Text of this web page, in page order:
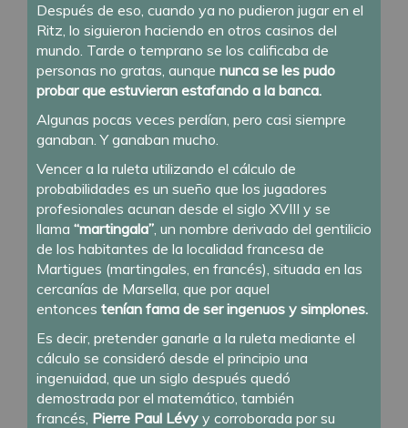
Después de eso, cuando ya no pudieron jugar en el
Ritz, lo siguieron haciendo en otros casinos del
mundo. Tarde o temprano se los calificaba de
personas no gratas, aunque nunca se les pudo
probar que estuvieran estafando a la banca.
Algunas pocas veces perdían, pero casi siempre
ganaban. Y ganaban mucho.
Vencer a la ruleta utilizando el cálculo de
probabilidades es un sueño que los jugadores
profesionales acunan desde el siglo XVIII y se
llama “martingala”, un nombre derivado del gentilicio
de los habitantes de la localidad francesa de
Martigues (martingales, en francés), situada en las
cercanías de Marsella, que por aquel
entonces tenían fama de ser ingenuos y simplones.
Es decir, pretender ganarle a la ruleta mediante el
cálculo se consideró desde el principio una
ingenuidad, que un siglo después quedó
demostrada por el matemático, también
francés, Pierre Paul Lévy y corroborada por su